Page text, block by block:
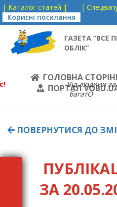
| Каталог статей |
|
Корисні посилання
ГАЗЕТА “ВСЕ
ОБЛІК”
ГОЛОВНА
ПОРТАЛВід людини
багатО
ПОВЕРНУТИСЯ ДО
ЗА